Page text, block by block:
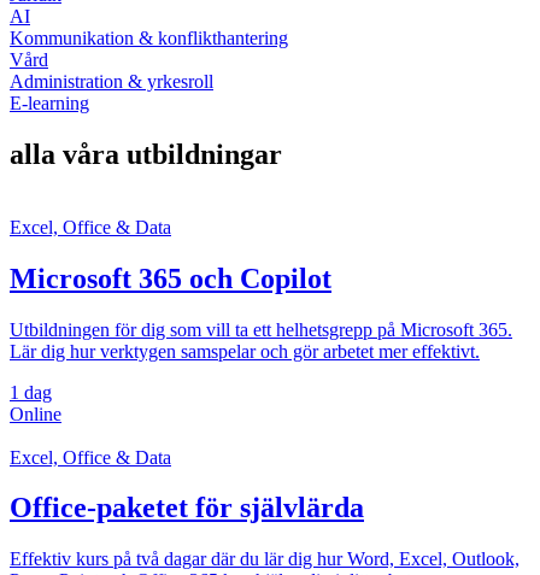
AI
Kommunikation & konflikthantering
Vård
Administration & yrkesroll
E-learning
alla våra utbildningar
Excel, Office & Data
Microsoft 365 och Copilot
Utbildningen för dig som vill ta ett helhetsgrepp på Microsoft 365.
Lär dig hur verktygen samspelar och gör arbetet mer effektivt.
1 dag
Online
Excel, Office & Data
Office-paketet för självlärda
Effektiv kurs på två dagar där du lär dig hur Word, Excel, Outlook,